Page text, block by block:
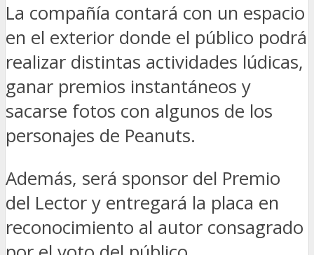
La compañía contará con un espacio
en el exterior donde el público podrá
realizar distintas actividades lúdicas,
ganar premios instantáneos y
sacarse fotos con algunos de los
personajes de Peanuts.
Además, será sponsor del Premio
del Lector y entregará la placa en
reconocimiento al autor consagrado